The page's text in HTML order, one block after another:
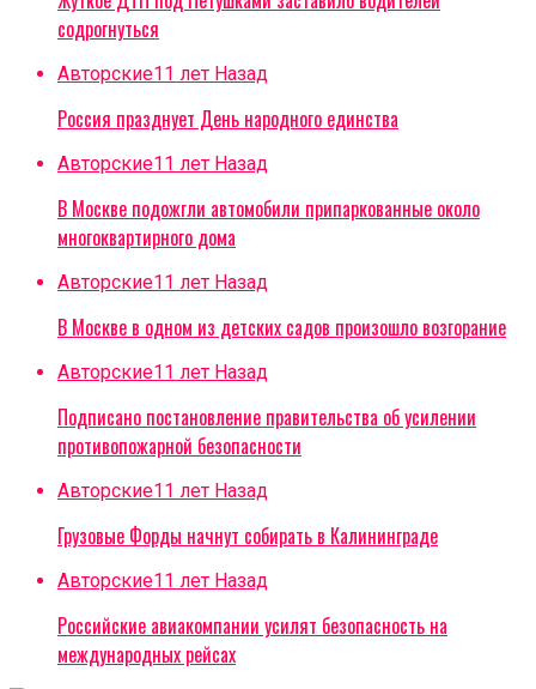
содрогнуться
Авторские11 лет Назад
Россия празднует День народного единства
Авторские11 лет Назад
В Москве подожгли автомобили припаркованные около
многоквартирного дома
Авторские11 лет Назад
В Москве в одном из детских садов произошло возгорание
Авторские11 лет Назад
Подписано постановление правительства об усилении
противопожарной безопасности
Авторские11 лет Назад
Грузовые Форды начнут собирать в Калининграде
Авторские11 лет Назад
Российские авиакомпании усилят безопасность на
международных рейсах